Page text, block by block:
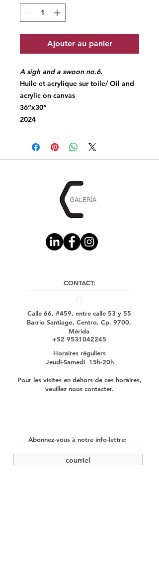
Ajouter au panier
A sigh and a swoon no.6.
Huile et acrylique sur toile/ Oil and
acrylic on canvas
36”x30”
2024
CONTACT:
Calle 66, #459, entre calle 53 y 55
Barrio Santiago, Centro, Cp. 9700,
Mérida
+52 9531042245
Horaires réguliers
Jeudi-Samedi 15h-20h
Pour les visites en dehors de ces horaires,
veuillez nous contacter.
Abonnez-vous à notre info-lettre: